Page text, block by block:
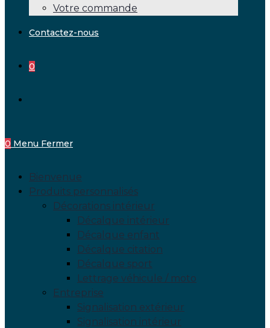
Votre commande
Contactez-nous
0
0 Menu Fermer
Bienvenue
Produits personnalisés
Décorations intérieur
Décalque intérieur
Décalque enfant
Décalque citation
Décalque sport
Lettrage véhicule / moto
Entreprise
Signalisation extérieur
Signalisation intérieur